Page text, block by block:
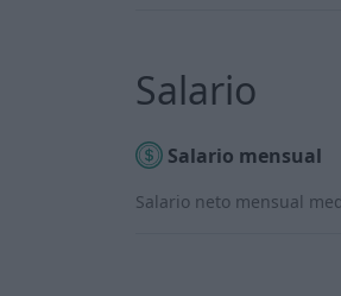
Salario
Salario mensual
Salario neto mensual